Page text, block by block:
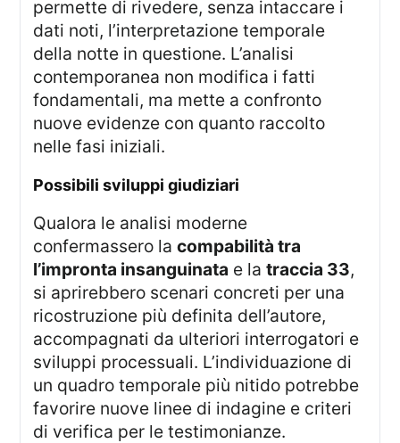
permette di rivedere, senza intaccare i
dati noti, l’interpretazione temporale
della notte in questione. L’analisi
contemporanea non modifica i fatti
fondamentali, ma mette a confronto
nuove evidenze con quanto raccolto
nelle fasi iniziali.
possibili sviluppi giudiziari
Qualora le analisi moderne
confermassero lacompabilità tra
l’impronta insanguinata e latraccia 33,
si aprirebbero scenari concreti per una
ricostruzione più definita dell’autore,
accompagnati da ulteriori interrogatori e
sviluppi processuali. L’individuazione di
un quadro temporale più nitido potrebbe
favorire nuove linee di indagine e criteri
di verifica per le testimonianze.